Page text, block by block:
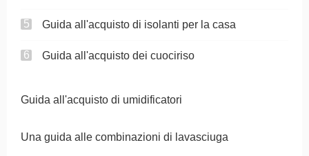
Guida all'acquisto di isolanti per la casa
Guida all'acquisto dei cuociriso
Guida all'acquisto di umidificatori
Una guida alle combinazioni di lavasciuga